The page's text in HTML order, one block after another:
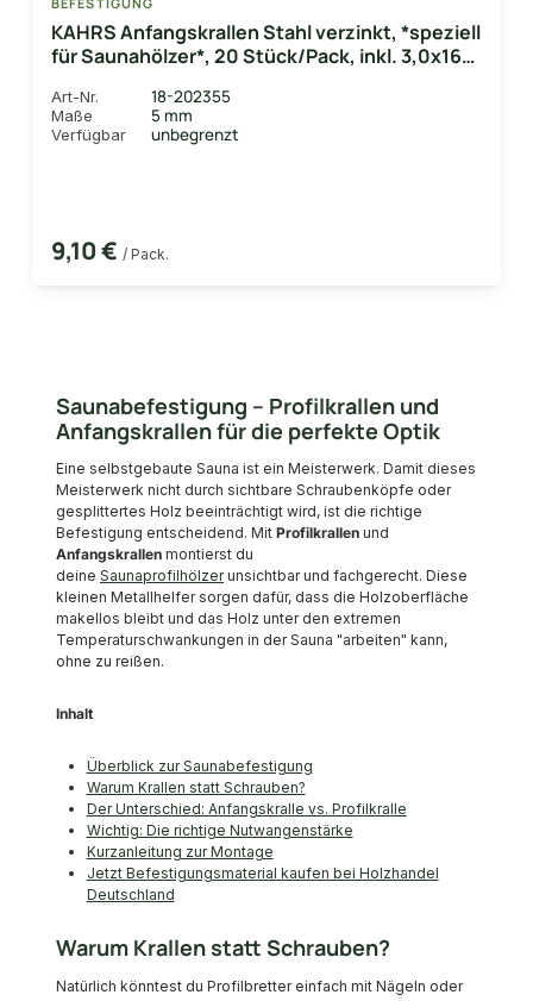
KAHRS Anfangskrallen Stahl verzinkt, *speziell
für Saunahölzer*, 20 Stück/Pack, inkl. 3,0x16
Nutwangenstärke: 9,0 mm
Art-Nr. 18-202355
Maße 5 mm
Verfügbar unbegrenzt
9,10 € / Pack.
Saunabefestigung – Profilkrallen und
Anfangskrallen für die perfekte Optik
Eine selbstgebaute Sauna ist ein Meisterwerk. Damit dieses
Meisterwerk nicht durch sichtbare Schraubenköpfe oder
gesplittertes Holz beeinträchtigt wird, ist die richtige
Befestigung entscheidend. Mit Profilkrallen und
Anfangskrallen montierst du
deine Saunaprofilhölzerunsichtbar und fachgerecht. Diese
kleinen Metallhelfer sorgen dafür, dass die Holzoberfläche
makellos bleibt und das Holz unter den extremen
Temperaturschwankungen in der Sauna "arbeiten" kann,
ohne zu reißen.
Inhalt
Überblick zur Saunabefestigung
Warum Krallen statt Schrauben?
Der Unterschied: Anfangskralle vs. Profilkralle
Wichtig: Die richtige Nutwangenstärke
Kurzanleitung zur Montage
Jetzt Befestigungsmaterial kaufen bei Holzhandel
Deutschland
Warum Krallen statt Schrauben?
Natürlich könntest du Profilbretter einfach mit Nägeln oder